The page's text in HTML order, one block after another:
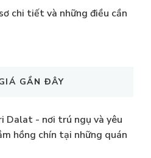
chi tiết và những điều cần
GẦN ĐÂY
Dalat - nơi trú ngụ và yêu
hồng chín tại những quán